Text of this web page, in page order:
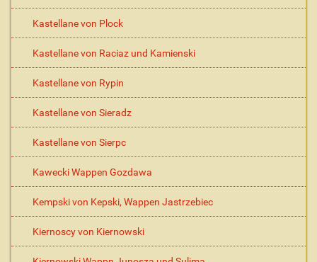
Kastellane von Plock
Kastellane von Raciaz und Kamienski
Kastellane von Rypin
Kastellane von Sieradz
Kastellane von Sierpc
Kawecki Wappen Gozdawa
Kempski von Kepski, Wappen Jastrzebiec
Kiernoscy von Kiernowski